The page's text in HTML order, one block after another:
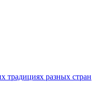
традициях разных стран